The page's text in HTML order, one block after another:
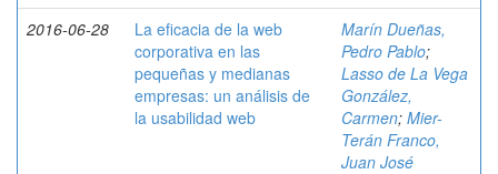
2016-06-28
La eficacia de la web
corporativa en las
pequeñas y medianas
empresas: un análisis de
la usabilidad web
Marín Dueñas,
Pedro Pablo;
Lasso de La Vega
González,
Carmen; Mier-
Terán Franco,
Juan José